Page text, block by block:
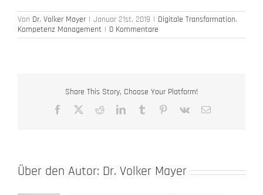
Von Dr. Volker Mayer | Januar 21st, 2019 | Digitale Transformation,
Kompetenz Management | 0 Kommentare
Share This Story, Choose Your Platform!
Facebook RedditLinkedInTumblr Pinterest
Vk
E-
Über den Autor: Dr. Volker Mayer